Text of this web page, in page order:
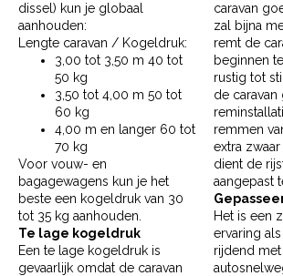
dissel) kun je globaal
aanhouden:
Lengte caravan / Kogeldruk:
3,00 tot 3,50 m 40 tot
50 kg
3,50 tot 4,00 m 50 tot
60 kg
4,00 m en langer 60 tot
70 kg
Voor vouw- en
bagagewagens kun je het
beste een kogeldruk van 30
tot 35 kg aanhouden.
Te lage kogeldruk
Een te lage kogeldruk is
gevaarlijk omdat de caravan
caravan
zal bijna
remt de
beginnen
rustig tot
de caravan
remmen
extra
dient de
aangepast
Het is een
ervaring
rijdend